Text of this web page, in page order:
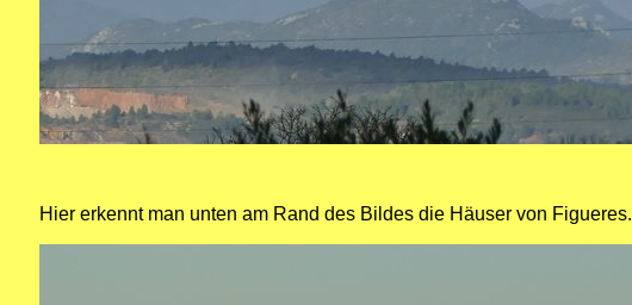
Hier erkennt man unten am Rand des Bildes die Häuser von Figueres.